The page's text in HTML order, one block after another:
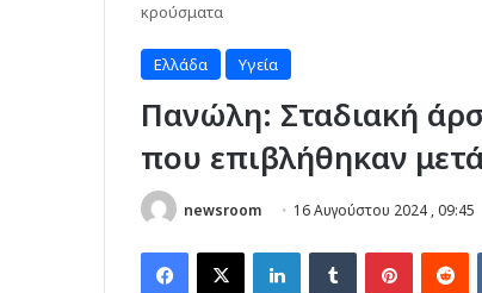
κρούσματα
Ελλάδα Υγεία
Πανώλη: Σταδιακή
που επιβλήθηκαν
newsroom 16 Αυγούστου 2024 , 09:45
Facebook
X LinkedInTumblr Pinterest